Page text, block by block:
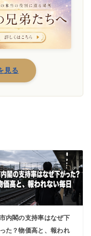
見る
内閣の支持率はなぜ下
た？物価高と、報われ